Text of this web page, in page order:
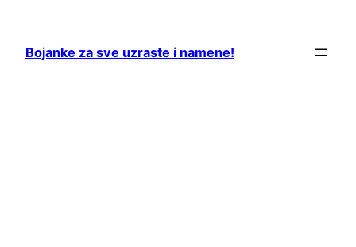
content
Bojanke za sve uzraste i namene!